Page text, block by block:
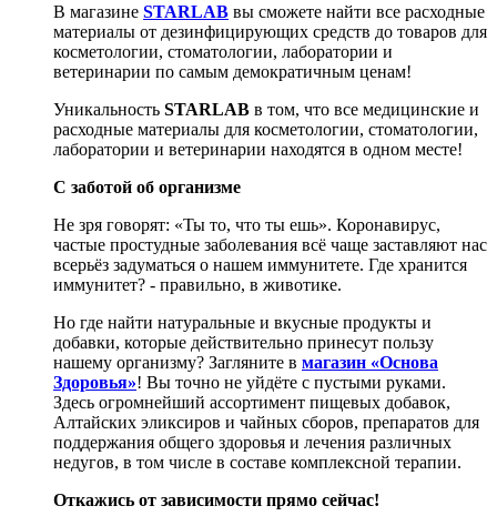
В магазине STARLAB вы сможете найти все расходные
материалы от дезинфицирующих средств до товаров для
косметологии, стоматологии, лаборатории и
ветеринарии по самым демократичным ценам!
Уникальность STARLAB в том, что все медицинские и
расходные материалы для косметологии, стоматологии,
лаборатории и ветеринарии находятся в одном месте!
С заботой об организме
Не зря говорят: «Ты то, что ты ешь». Коронавирус,
частые простудные заболевания всё чаще заставляют нас
всерьёз задуматься о нашем иммунитете. Где хранится
иммунитет? - правильно, в животике.
Но где найти натуральные и вкусные продукты и
добавки, которые действительно принесут пользу
нашему организму? Загляните в магазин «Основа
Здоровья»! Вы точно не уйдёте с пустыми руками.
Здесь огромнейший ассортимент пищевых добавок,
Алтайских эликсиров и чайных сборов, препаратов для
поддержания общего здоровья и лечения различных
недугов, в том числе в составе комплексной терапии.
Откажись от зависимости прямо сейчас!